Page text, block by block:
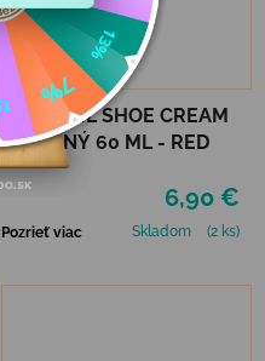
COLLONIL SHOE CREAM
FAREBNÝ 60 ML - RED
6,90 €
Pozrieť viac Skladom (2 ks)